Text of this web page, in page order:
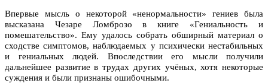
Впервые мысль о некоторой «ненормальности» гениев была
высказана Чезаре Ломброзо в книге «Гениальность и
помешательство». Ему удалось собрать обширный материал о
сходстве симптомов, наблюдаемых у психически нестабильных
и гениальных людей. Впоследствии его мысли получили
дальнейшее развитие в трудах других учёных, хотя некоторые
суждения и были признаны ошибочными.